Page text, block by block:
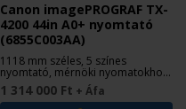
Canon imagePROGRAF TX-
4200 44in A0+ nyomtató
(6855C003AA)
1118 mm széles, 5 színes
nyomtató, mérnöki nyomatokhoz,
grafikákhoz
1 314 000 Ft + Áfa